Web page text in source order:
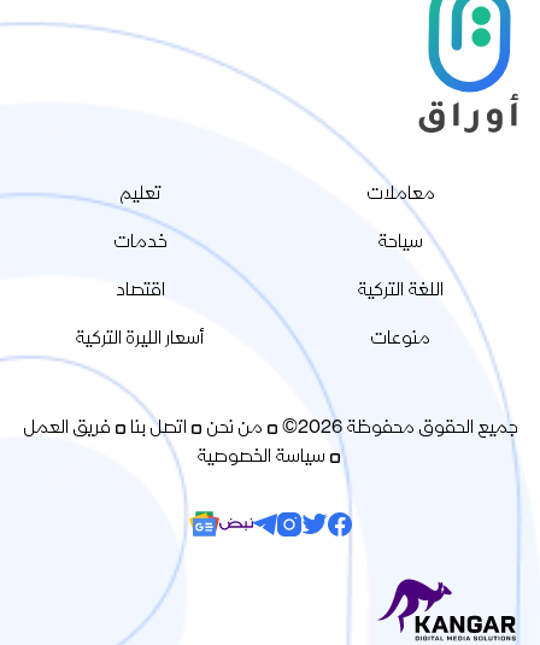
معاملات
تعليم
سياحة
خدمات
اللغة التركية
اقتصاد
منوعات
أسعار الليرة التركية
جميع الحقوق محفوظة 2026© من نحن اتصل بنا
فريق العمل
سياسة الخصوصية